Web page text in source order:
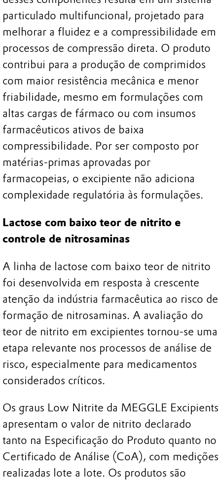
particulado multifuncional, projetado para
melhorar a fluidez e a compressibilidade em
processos de compressão direta. O produto
contribui para a produção de comprimidos
com maior resistência mecânica e menor
friabilidade, mesmo em formulações com
altas cargas de fármaco ou com insumos
farmacêuticos ativos de baixa
compressibilidade. Por ser composto por
matérias-primas aprovadas por
farmacopeias, o excipiente não adiciona
complexidade regulatória às formulações.
Lactose com baixo teor de nitrito e
controle de nitrosaminas
A linha de lactose com baixo teor de nitrito
foi desenvolvida em resposta à crescente
atenção da indústria farmacêutica ao risco de
formação de nitrosaminas. A avaliação do
teor de nitrito em excipientes tornou-se uma
etapa relevante nos processos de análise de
risco, especialmente para medicamentos
considerados críticos.
Os graus Low Nitrite da MEGGLE Excipients
apresentam o valor de nitrito declarado
tanto na Especificação do Produto quanto no
Certificado de Análise (CoA), com medições
realizadas lote a lote. Os produtos são